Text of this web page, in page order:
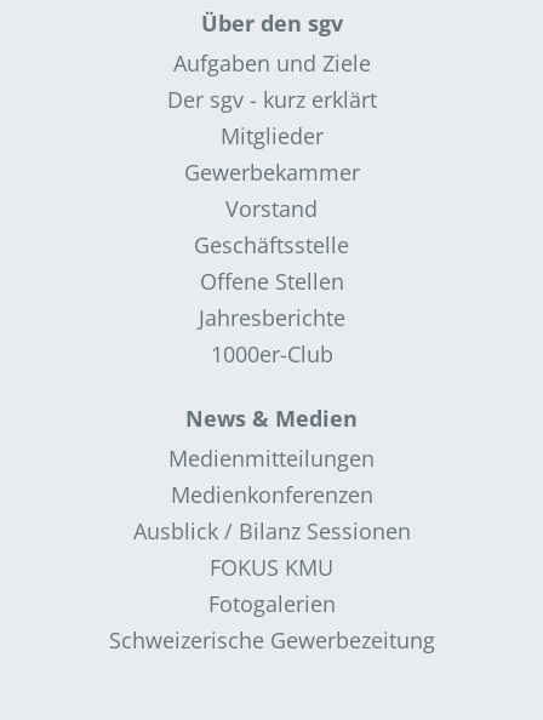
Über den sgv
Aufgaben und Ziele
Der sgv - kurz erklärt
Mitglieder
Gewerbekammer
Vorstand
Geschäftsstelle
Offene Stellen
Jahresberichte
1000er-Club
News & Medien
Medienmitteilungen
Medienkonferenzen
Ausblick / Bilanz Sessionen
FOKUS KMU
Fotogalerien
Schweizerische Gewerbezeitung